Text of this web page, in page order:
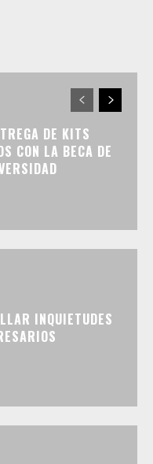
DE KITS
CON LA BECA DE
INQUIETUDES